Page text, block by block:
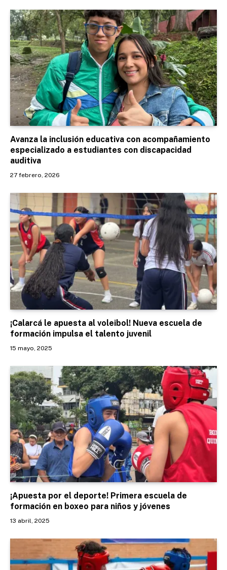
Avanza la inclusión educativa con acompañamiento
especializado a estudiantes con discapacidad
auditiva
27 febrero, 2026
¡Calarcá le apuesta al voleibol! Nueva escuela de
formación impulsa el talento juvenil
15 mayo, 2025
¡Apuesta por el deporte! Primera escuela de
formación en boxeo para niños y jóvenes
13 abril, 2025